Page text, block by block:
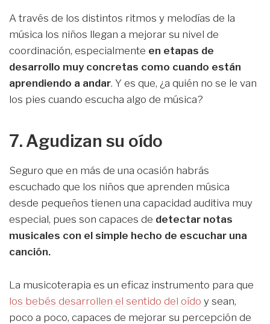
A través de los distintos ritmos y melodías de la
música los niños llegan a mejorar su nivel de
coordinación, especialmente en etapas de
desarrollo muy concretas como cuando están
aprendiendo a andar. Y es que, ¿a quién no se le van
los pies cuando escucha algo de música?
7. Agudizan su oído
Seguro que en más de una ocasión habrás
escuchado que los niños que aprenden música
desde pequeños tienen una capacidad auditiva muy
especial, pues son capaces de detectar notas
musicales con el simple hecho de escuchar una
canción.
La musicoterapia es un eficaz instrumento para que
los bebés desarrollen el sentido del oído y sean,
poco a poco, capaces de mejorar su percepción de